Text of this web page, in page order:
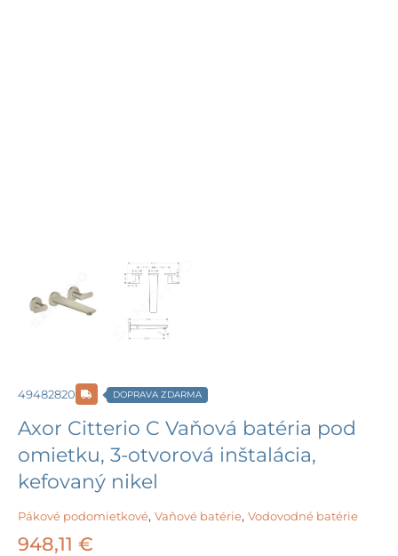
49482820 DOPRAVA ZDARMA
Axor Citterio C Vaňová batéria pod
omietku, 3-otvorová inštalácia,
kefovaný nikel
Pákové podomietkové, Vaňové batérie, Vodovodné batérie
948,11 €